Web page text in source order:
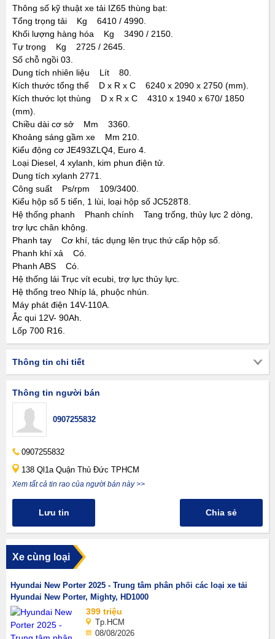
Thông số kỹ thuật xe tải IZ65 thùng bạt:
Tổng trọng tải Kg 6410 / 4990.
Khối lượng hàng hóa Kg 3490 / 2150.
Tự trọng Kg 2725 / 2645.
Số chỗ ngồi 03.
Dung tích nhiên liệu Lít 80.
Kích thước tổng thể D x R x C 6240 x 2090 x 2750 (mm).
Kích thước lọt thùng D x R x C 4310 x 1940 x 670/ 1850
(mm).
Chiều dài cơ sở Mm 3360.
Khoảng sáng gầm xe Mm 210.
Kiểu động cơ JE493ZLQ4, Euro 4.
Loại Diesel, 4 xylanh, kim phun điện tử.
Dung tích xylanh 2771.
Công suất Ps/rpm 109/3400.
Kiểu hộp số 5 tiến, 1 lùi, loại hộp số JC528T8.
Hệ thống phanh Phanh chính Tang trống, thủy lực 2 dòng,
trợ lực chân không.
Phanh tay Cơ khí, tác dụng lên trục thứ cấp hộp số.
Phanh khí xả Có.
Phanh ABS Có.
Hệ thống lái Trục vít ecubi, trợ lực thủy lực.
Hệ thống treo Nhíp lá, phuộc nhún.
Máy phát điện 14V-110A.
Ắc qui 12V- 90Ah.
Lốp 700 R16.
Thông tin chi tiết
Thông tin người bán
0907255832
0907255832
138 Ql1a Quận Thủ Đức TPHCM
Xem tất cả tin rao của người bán này >>
Lưu tin Chia sẻ
Xe cùng loại
Hyundai New Porter 2025 - Trung tâm phân phối các loại xe tải
Hyundai New Porter, Mighty, HD1000
399 triệu
Tp.HCM
08/08/2026